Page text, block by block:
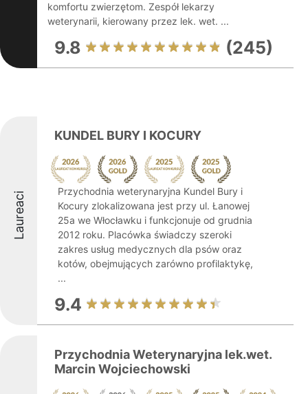
komfortu zwierzętom. Zespół lekarzy
weterynarii, kierowany przez lek. wet. ...
9.8 (245)
Laureaci
KUNDEL BURY I KOCURY
Przychodnia weterynaryjna Kundel Bury i
Kocury zlokalizowana jest przy ul. Łanowej
25a we Włocławku i funkcjonuje od grudnia
2012 roku. Placówka świadczy szeroki
zakres usług medycznych dla psów oraz
kotów, obejmujących zarówno profilaktykę,
...
9.4
Przychodnia Weterynaryjna lek.wet.
Marcin Wojciechowski